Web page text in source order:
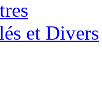
et Divers